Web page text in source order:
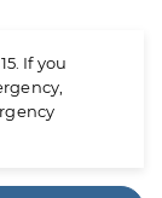
If you